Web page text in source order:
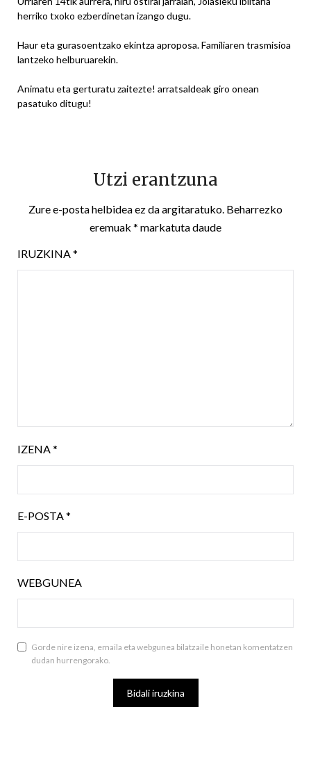
herriko txoko ezberdinetan izango dugu.
Haur eta gurasoentzako ekintza aproposa. Familiaren trasmisioa
lantzeko helburuarekin.
Animatu eta gerturatu zaitezte! arratsaldeak giro onean
pasatuko ditugu!
Utzi erantzuna
Zure e-posta helbidea ez da argitaratuko. Beharrezko
eremuak * markatuta daude
IRUZKINA*
IZENA*
E-POSTA*
WEBGUNEA
Gorde nire izena, emaila eta webgunea bilatzaile honetan komentatzen
dudan hurrengorako.